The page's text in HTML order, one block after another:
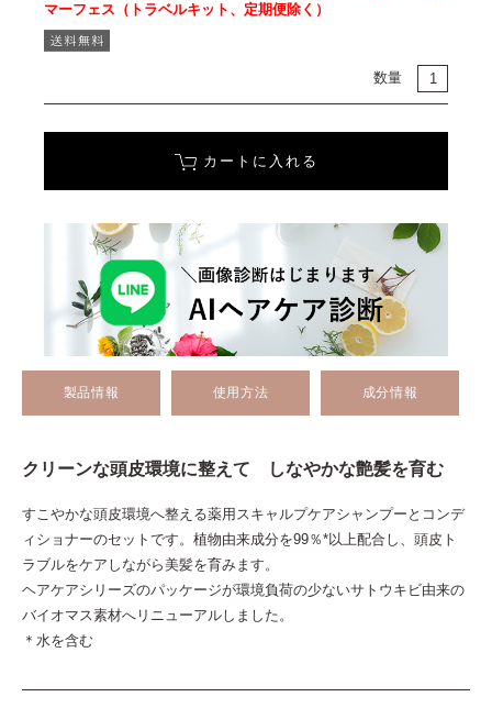
マーフェス（トラベルキット、定期便除く）
数量
カートに入れる
製品情報 使用方法 成分情報
クリーンな頭皮環境に整えて しなやかな艶髪を育む
すこやかな頭皮環境へ整える薬用スキャルプケアシャンプーとコンデ
ィショナーのセットです。植物由来成分を99％*以上配合し、頭皮ト
ラブルをケアしながら美髪を育みます。
ヘアケアシリーズのパッケージが環境負荷の少ないサトウキビ由来の
バイオマス素材へリニューアルしました。
＊水を含む